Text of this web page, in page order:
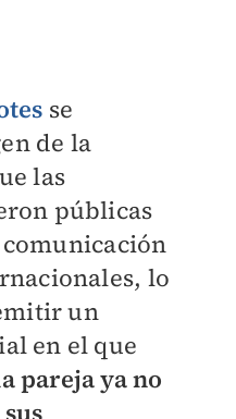
se
de la
las
públicas
lo
un
en el que
pareja ya no